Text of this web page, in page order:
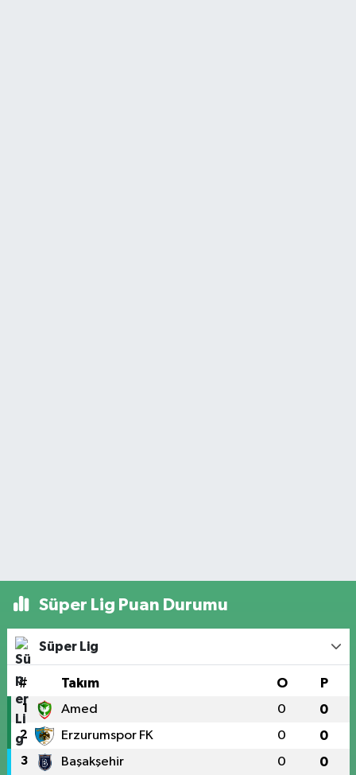
Süper Lig Puan Durumu
Süper Lig
# Takım O P
1 Amed 0 0
2 Erzurumspor FK 0 0
3 Başakşehir 0 0